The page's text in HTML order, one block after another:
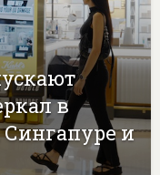
в
и